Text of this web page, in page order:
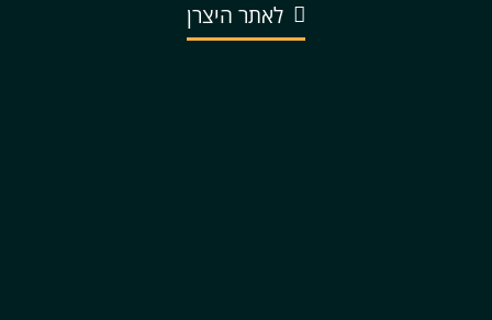
לאתר היצרן